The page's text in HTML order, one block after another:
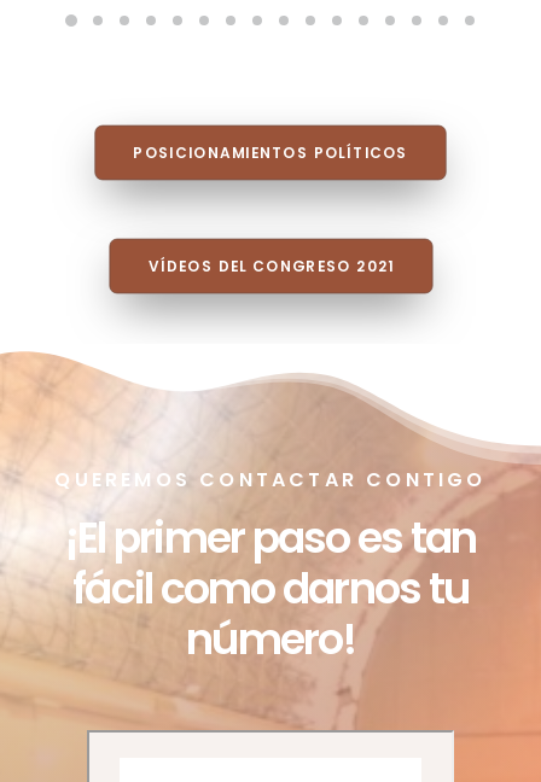
vez que se repite
QUEREMOS CONTACTAR CONTIGO
¡El primer paso es tan
fácil como darnos tu
número!